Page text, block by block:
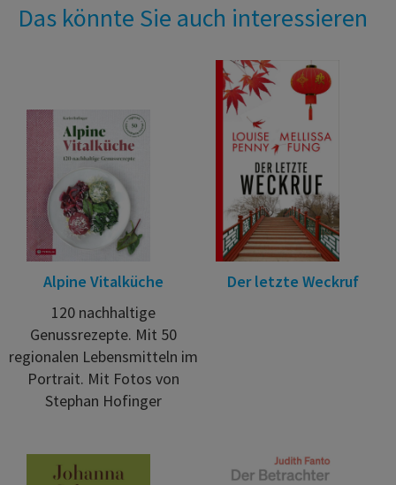
Das könnte Sie auch interessieren
Alpine Vitalküche
120 nachhaltige
Genussrezepte. Mit 50
regionalen Lebensmitteln im
Portrait. Mit Fotos von
Stephan Hofinger
Der letzte Weckruf